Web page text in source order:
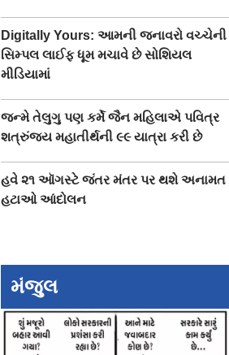
જામનગર: પતિ
Digitally Yours: આમની જનાવરો વચ્ચેની
સિમ્પલ લાઈફ ધૂમ મચાવે છે સોશિયલ
મીડિયામાં
જન્મે તેલુગુ પણ કર્મે જૈન મહિલાએ પવિત્ર
શત્રુંજય મહાતીર્થની ૯૯ યાત્રા કરી છે
હવે ૨૧ ઑગસ્ટે જંતર મંતર પર થશે અનામત
હટાઓ આંદોલન
મંજુલ